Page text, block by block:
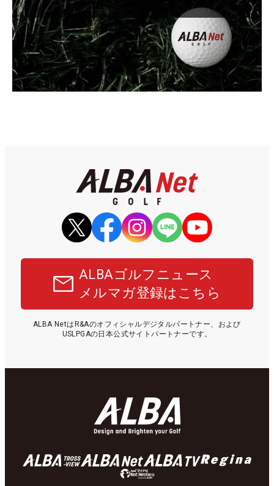
ALBAゴルフニュース
メルマガ登録はこちら
ALBA NetはR&Aのオフィシャルデジタルパートナー、および
USLPGAの日本公式サイトパートナーです。